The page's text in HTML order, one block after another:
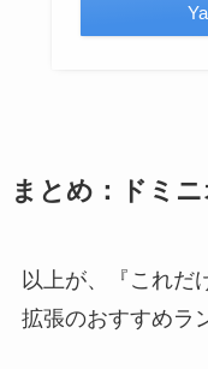
まとめ：ドミ
以上が、『これだ
拡張のおすすめラ